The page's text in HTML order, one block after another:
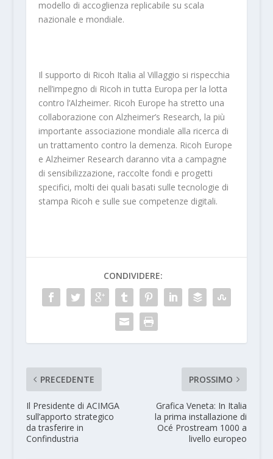
modello di accoglienza replicabile su scala
nazionale e mondiale.
Il supporto di Ricoh Italia al Villaggio si rispecchia
nell’impegno di Ricoh in tutta Europa per la lotta
contro l’Alzheimer. Ricoh Europe ha stretto una
collaborazione con Alzheimer’s Research, la più
importante associazione mondiale alla ricerca di
un trattamento contro la demenza. Ricoh Europe
e Alzheimer Research daranno vita a campagne
di sensibilizzazione, raccolte fondi e progetti
specifici, molti dei quali basati sulle tecnologie di
stampa Ricoh e sulle sue competenze digitali.
CONDIVIDERE:
PRECEDENTE
Il Presidente di ACIMGA
sull’apporto strategico
da trasferire in
Confindustria
PROSSIMO
Grafica Veneta: In Italia
la prima installazione di
Océ Prostream 1000 a
livello europeo